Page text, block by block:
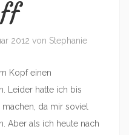
2012 von Stephanie
Kopf einen
Leider hatte ich bis
da mir soviel
Aber als ich heute nach